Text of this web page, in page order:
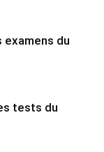
examens du
tests du